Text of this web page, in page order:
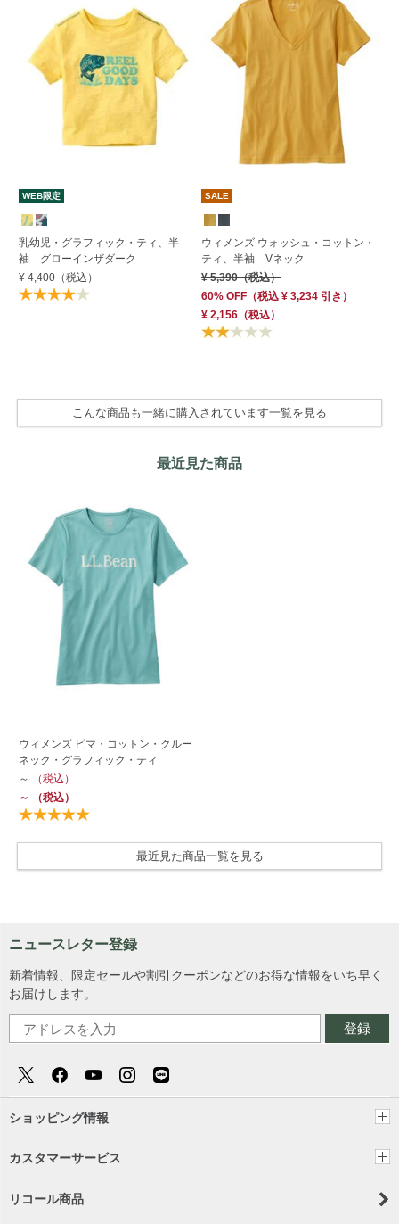
WEB限定
乳幼児・グラフィック・ティ、半
袖 グローインザダーク
¥ 4,400（税込）
SALE
ウィメンズ ウォッシュ・コットン・
ティ、半袖 Vネック
¥ 5,390（税込）
60% OFF （税込 ¥ 3,234 引き）
¥ 2,156 （税込）
こんな商品も一緒に購入されています一覧を見る
最近見た商品
ウィメンズ ピマ・コットン・クルー
ネック・グラフィック・ティ
～
（税込）
～
（税込）
最近見た商品一覧を見る
ニュースレター登録
新着情報、限定セールや割引クーポンなどのお得な情報をいち早く
お届けします。
登録
ショッピング情報
カスタマーサービス
リコール商品